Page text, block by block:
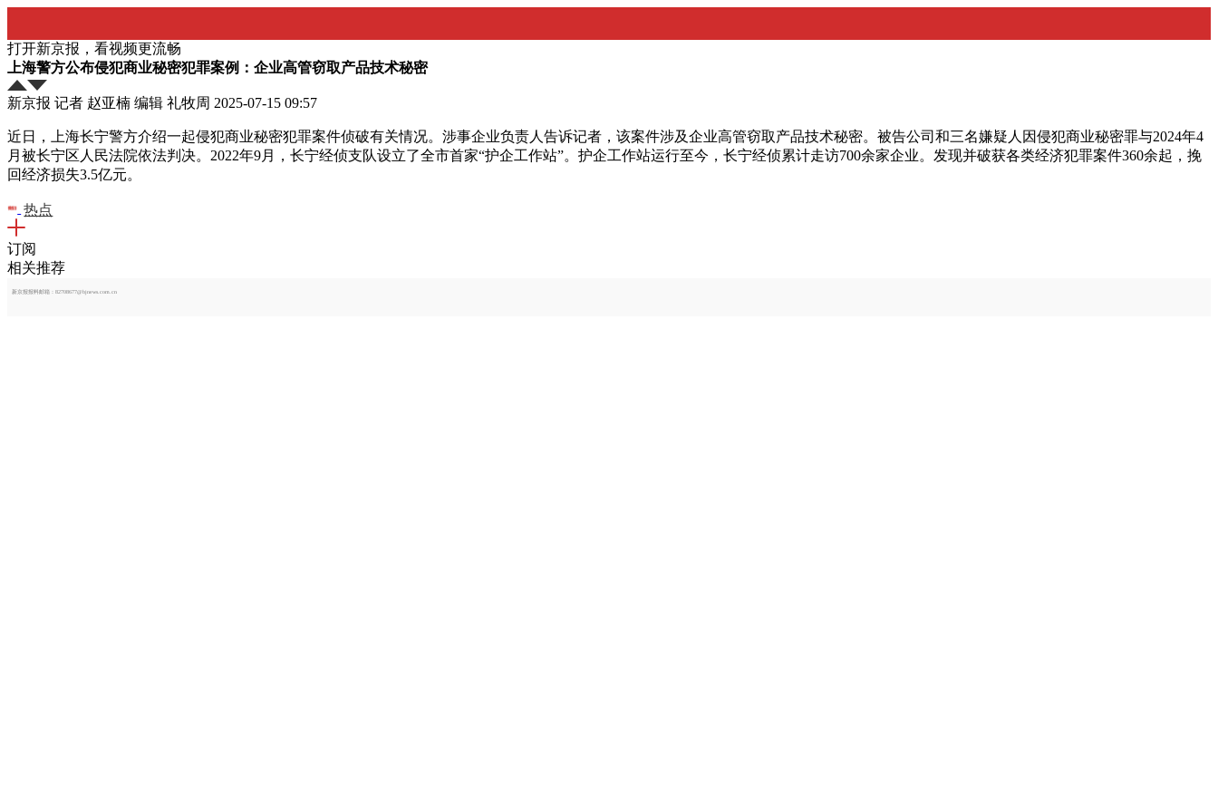
打开新京报，看视频更流畅
上海警方公布侵犯商业秘密犯罪案例：企业高管窃取产品技术秘密
新京报 记者 赵亚楠 编辑 礼牧周 2025-07-15 09:57
近日，上海长宁警方介绍一起侵犯商业秘密犯罪案件侦破有关情况。涉事企业负责人告诉记者，该案件涉及企业高管窃取产品技术秘密。被告公司和三名嫌疑人因侵犯商业秘密罪与2024年4
月被长宁区人民法院依法判决。2022年9月，长宁经侦支队设立了全市首家“护企工作站”。护企工作站运行至今，长宁经侦累计走访700余家企业。发现并破获各类经济犯罪案件360余起，挽
回经济损失3.5亿元。
热点
订阅
相关推荐
新京报报料邮箱：82708677@bjnews.com.cn